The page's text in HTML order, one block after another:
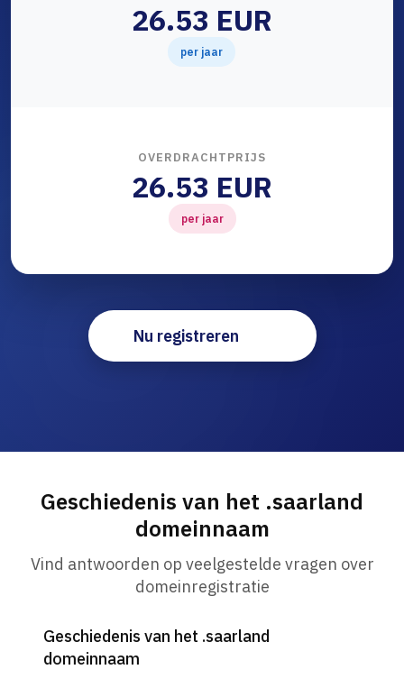
26.53 EUR
per jaar
OVERDRACHTPRIJS
26.53 EUR
per jaar
Nu registreren
Geschiedenis van het .saarland
domeinnaam
Vind antwoorden op veelgestelde vragen over
domeinregistratie
Geschiedenis van het .saarland
domeinnaam